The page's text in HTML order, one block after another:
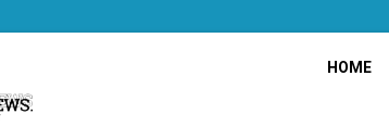
HOME